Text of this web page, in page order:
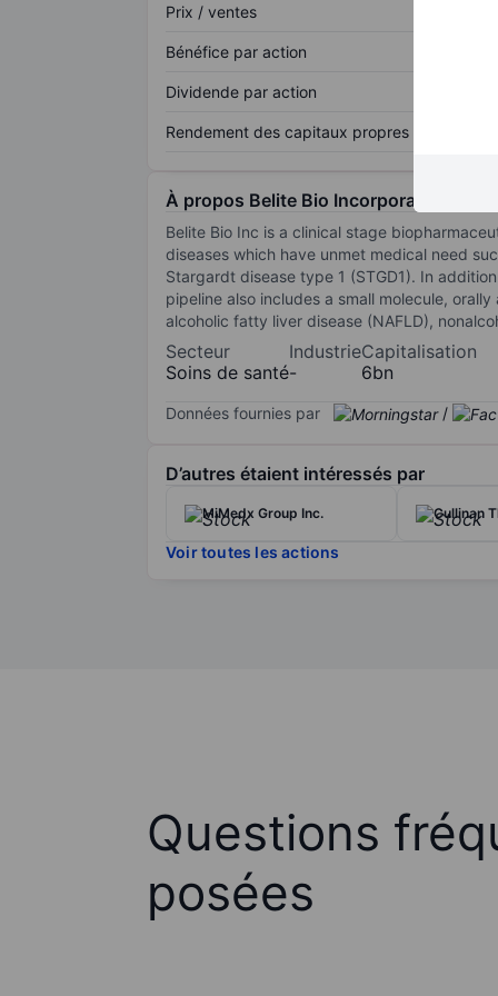
Prix / ventes
Bénéfice par action
Dividende par action
Rendement des capitaux propres
À propos Belite Bio Incorporation
Belite Bio Inc is a clinical stage
diseases which have unmet medical need
Stargardt disease type 1 (STGD1). In
pipeline also includes a small molecule,
alcoholic fatty liver disease (NAFLD),
Secteur
Soins de santé
Industrie
-
Capitalisation
6bn
Données fournies par /
D’autres étaient intéressés par
MiMedx Group Inc. Cullinan
Voir toutes les actions
Questions
posées